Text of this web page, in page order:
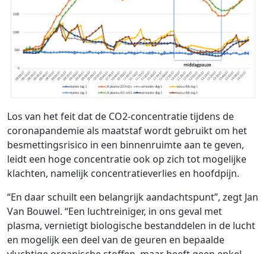
Los van het feit dat de CO2-concentratie tijdens de
coronapandemie als maatstaf wordt gebruikt om het
besmettingsrisico in een binnenruimte aan te geven,
leidt een hoge concentratie ook op zich tot mogelijke
klachten, namelijk concentratieverlies en hoofdpijn.
“En daar schuilt een belangrijk aandachtspunt”, zegt Jan
Van Bouwel. “Een luchtreiniger, in ons geval met
plasma, vernietigt biologische bestanddelen in de lucht
en mogelijk een deel van de geuren en bepaalde